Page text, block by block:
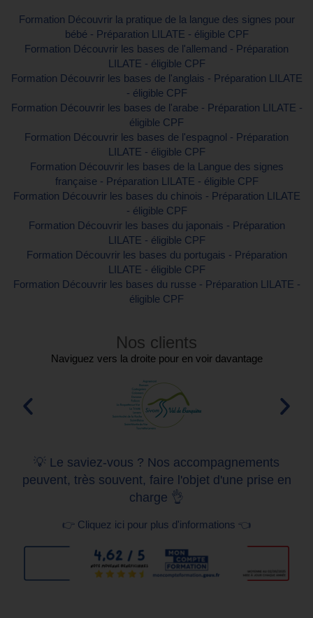
Formation Découvrir la pratique de la langue des signes pour
bébé - Préparation LILATE - éligible CPF
Formation Découvrir les bases de l'allemand - Préparation
LILATE - éligible CPF
Formation Découvrir les bases de l'anglais - Préparation LILATE
- éligible CPF
Formation Découvrir les bases de l'arabe - Préparation LILATE -
éligible CPF
Formation Découvrir les bases de l'espagnol - Préparation
LILATE - éligible CPF
Formation Découvrir les bases de la Langue des signes
française - Préparation LILATE - éligible CPF
Formation Découvrir les bases du chinois - Préparation LILATE
- éligible CPF
Formation Découvrir les bases du japonais - Préparation
LILATE - éligible CPF
Formation Découvrir les bases du portugais - Préparation
LILATE - éligible CPF
Formation Découvrir les bases du russe - Préparation LILATE -
éligible CPF
Nos clients
Naviguez vers la droite pour en voir davantage
💡 Le saviez-vous ? Nos accompagnements
peuvent, très souvent, faire l'objet d'une prise en
charge 👌
👉 Cliquez ici pour plus d'informations 👈